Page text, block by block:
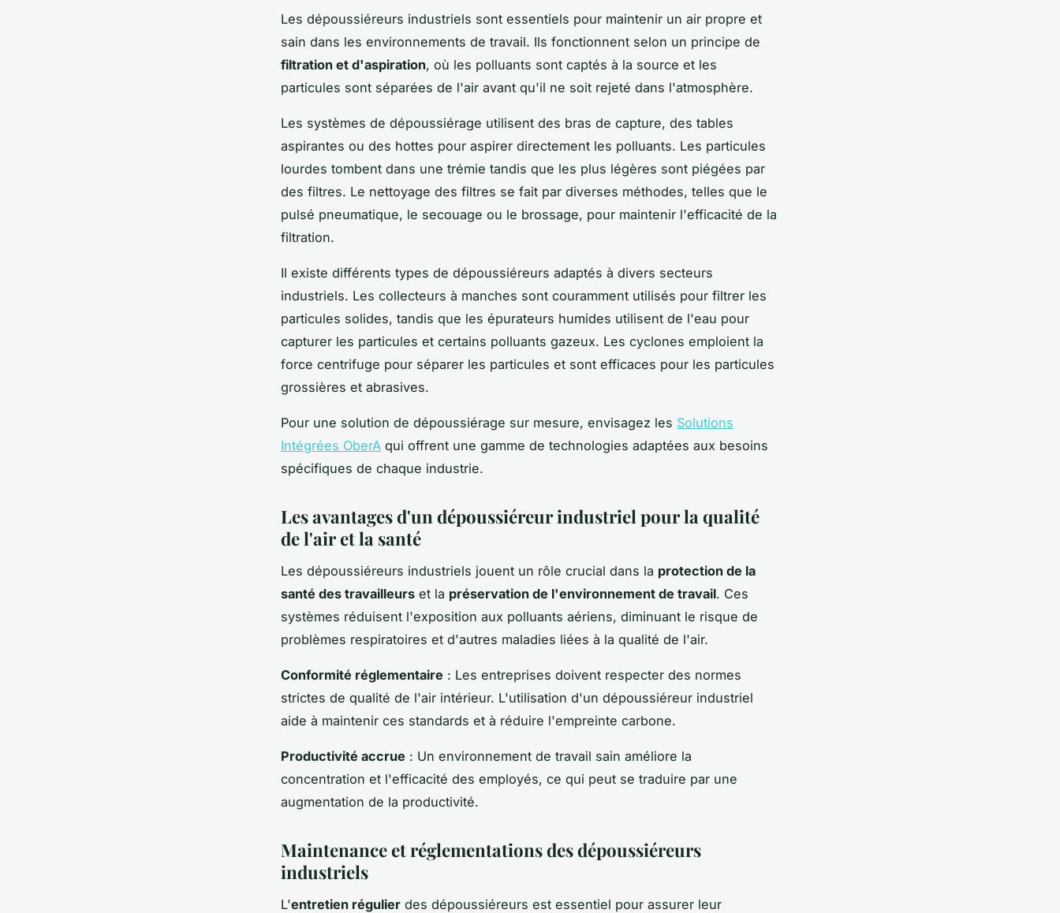
Les dépoussiéreurs industriels sont essentiels pour maintenir un air propre et
sain dans les environnements de travail. Ils fonctionnent selon un principe de
filtration et d'aspiration, où les polluants sont captés à la source et les
particules sont séparées de l'air avant qu'il ne soit rejeté dans l'atmosphère.
Les systèmes de dépoussiérage utilisent des bras de capture, des tables
aspirantes ou des hottes pour aspirer directement les polluants. Les particules
lourdes tombent dans une trémie tandis que les plus légères sont piégées par
des filtres. Le nettoyage des filtres se fait par diverses méthodes, telles que le
pulsé pneumatique, le secouage ou le brossage, pour maintenir l'efficacité de la
filtration.
Il existe différents types de dépoussiéreurs adaptés à divers secteurs
industriels. Les collecteurs à manches sont couramment utilisés pour filtrer les
particules solides, tandis que les épurateurs humides utilisent de l'eau pour
capturer les particules et certains polluants gazeux. Les cyclones emploient la
force centrifuge pour séparer les particules et sont efficaces pour les particules
grossières et abrasives.
Pour une solution de dépoussiérage sur mesure, envisagez les Solutions
Intégrées OberA qui offrent une gamme de technologies adaptées aux besoins
spécifiques de chaque industrie.
Les avantages d'un dépoussiéreur industriel pour la qualité
de l'air et la santé
Les dépoussiéreurs industriels jouent un rôle crucial dans la protection de la
santé des travailleurs et la préservation de l'environnement de travail. Ces
systèmes réduisent l'exposition aux polluants aériens, diminuant le risque de
problèmes respiratoires et d'autres maladies liées à la qualité de l'air.
Conformité réglementaire : Les entreprises doivent respecter des normes
strictes de qualité de l'air intérieur. L'utilisation d'un dépoussiéreur industriel
aide à maintenir ces standards et à réduire l'empreinte carbone.
Productivité accrue : Un environnement de travail sain améliore la
concentration et l'efficacité des employés, ce qui peut se traduire par une
augmentation de la productivité.
Maintenance et réglementations des dépoussiéreurs
industriels
L'entretien régulier des dépoussiéreurs est essentiel pour assurer leur